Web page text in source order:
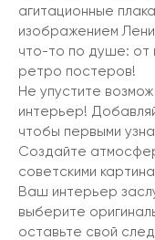
агитационные
изображением
что-то по душе:
ретро постеров!
Не упустите
интерьер!
чтобы первыми
Создайте
советскими
Ваш интерьер
выберите
оставьте свой